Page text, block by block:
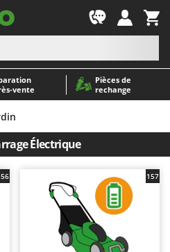
Pièces de
rechange
tondeuses autoportés
pour gazon
de terre pour tracteur
roues
Électrique
157